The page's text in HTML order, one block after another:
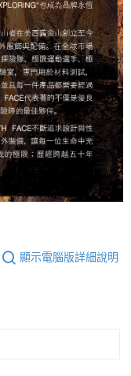
顯示電腦版詳細說明